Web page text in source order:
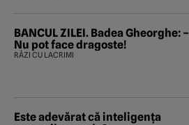
BANCUL ZILEI. Badea Gheorghe: –
Nu pot face dragoste!
RÂZI CU LACRIMI
Este adevărat că inteligența